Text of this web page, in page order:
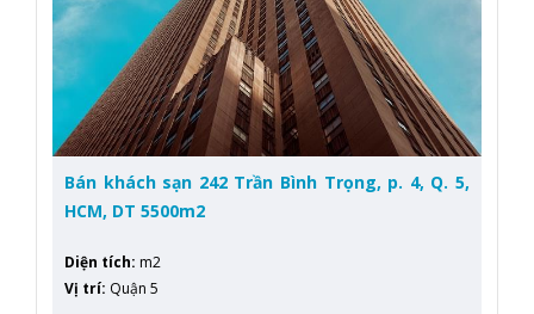
Bán khách sạn 242 Trần Bình Trọng, p. 4, Q. 5,
HCM, DT 5500m2
Diện tích: m2
Vị trí: Quận 5